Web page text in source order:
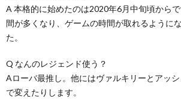
A 本格的に始めたのは2020年6月中旬頃から
間が多くなり、ゲームの時間が取れるように
た。
Q なんのレジェンド使う？
Aローバ最推し。他にはヴァルキリーとアッ
で変えたりします。